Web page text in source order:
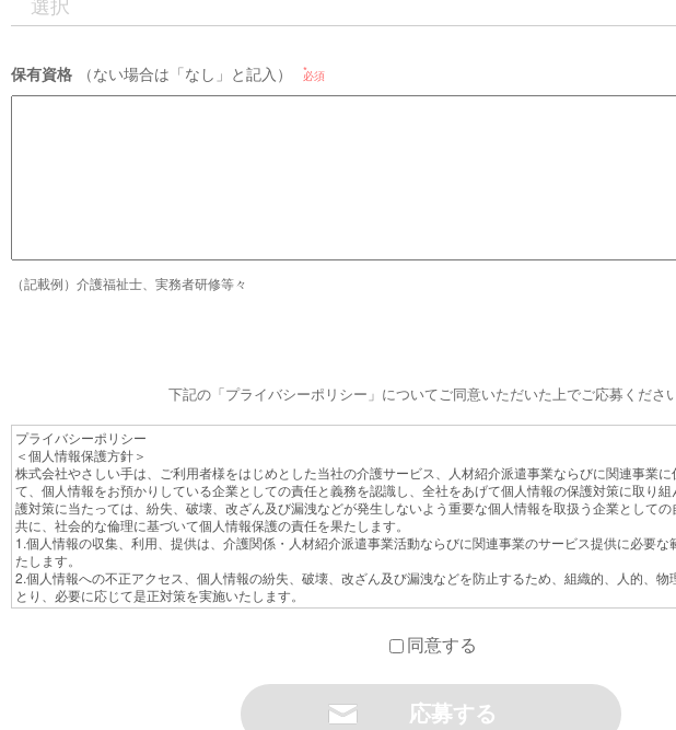
保有資格 （ない場合は「なし」と記入） 必須
（記載例）介護福祉士、実務者研修等々
下記の「プライバシーポリシー」についてご同意いただいた上でご応募くださ
プライバシーポリシー
＜個人情報保護方針＞
株式会社やさしい手は、ご利用者様をはじめとした当社の介護サービス、人材紹介派遣事業ならびに関連事業
て、個人情報をお預かりしている企業としての責任と義務を認識し、全社をあげて個人情報の保護対策に取り
護対策に当たっては、紛失、破壊、改ざん及び漏洩などが発生しないよう重要な個人情報を取扱う企業として
共に、社会的な倫理に基づいて個人情報保護の責任を果たします。
1.個人情報の収集、利用、提供は、介護関係・人材紹介派遣事業活動ならびに関連事業のサービス提供に必要
たします。
2.個人情報への不正アクセス、個人情報の紛失、破壊、改ざん及び漏洩などを防止するため、組織的、人的、
とり、必要に応じて是正対策を実施いたします。
3.個人情報に関する法令およびその他の規範を遵守いたします。
5.問い合わせに対応するための体制を整え、疑問・質問などには、誠意を持って対応いたします。
1.個人情報の収集は、介護関係・人材紹介派遣事業活動ならびに関連事業のサービス提供前に、利用目的の範
同意する